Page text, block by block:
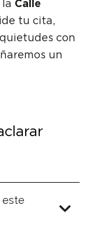
Calle
tu cita,
con
un
este